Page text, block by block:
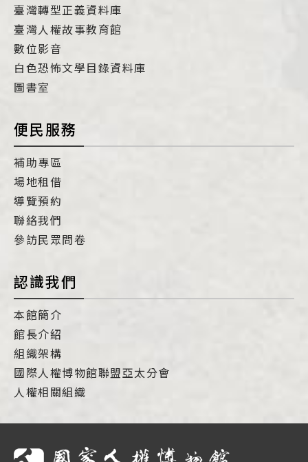
臺灣轉型正義資料庫
臺灣人權故事教育館
數位影音
白色恐怖文學目錄資料庫
圖書室
便民服務
補助專區
場地租借
導覽預約
聯絡我們
參訪民眾問卷
認識我們
本館簡介
館長介紹
組織架構
國際人權博物館聯盟亞太分會
人權相關組織